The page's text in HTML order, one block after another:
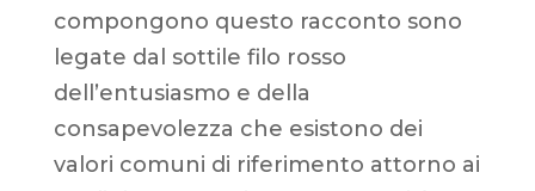
compongono questo racconto sono
legate dal sottile filo rosso
dell’entusiasmo e della
consapevolezza che esistono dei
valori comuni di riferimento attorno ai